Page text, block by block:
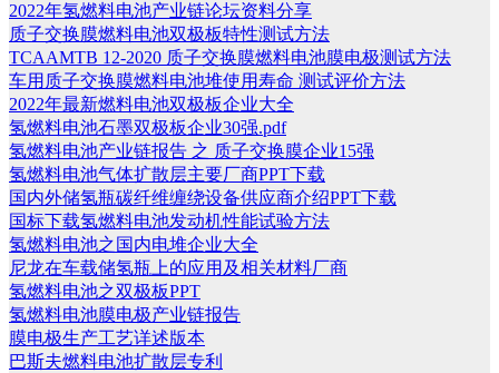
2022年氢燃料电池产业链论坛资料分享
质子交换膜燃料电池双极板特性测试方法
TCAAMTB 12-2020 质子交换膜燃料电池膜电极测试方法
车用质子交换膜燃料电池堆使用寿命 测试评价方法
2022年最新燃料电池双极板企业大全
氢燃料电池石墨双极板企业30强.pdf
氢燃料电池产业链报告 之 质子交换膜企业15强
氢燃料电池气体扩散层主要厂商PPT下载
国内外储氢瓶碳纤维缠绕设备供应商介绍PPT下载
国标下载氢燃料电池发动机性能试验方法
氢燃料电池之国内电堆企业大全
尼龙在车载储氢瓶上的应用及相关材料厂商
氢燃料电池之双极板PPT
氢燃料电池膜电极产业链报告
膜电极生产工艺详述版本
巴斯夫燃料电池扩散层专利